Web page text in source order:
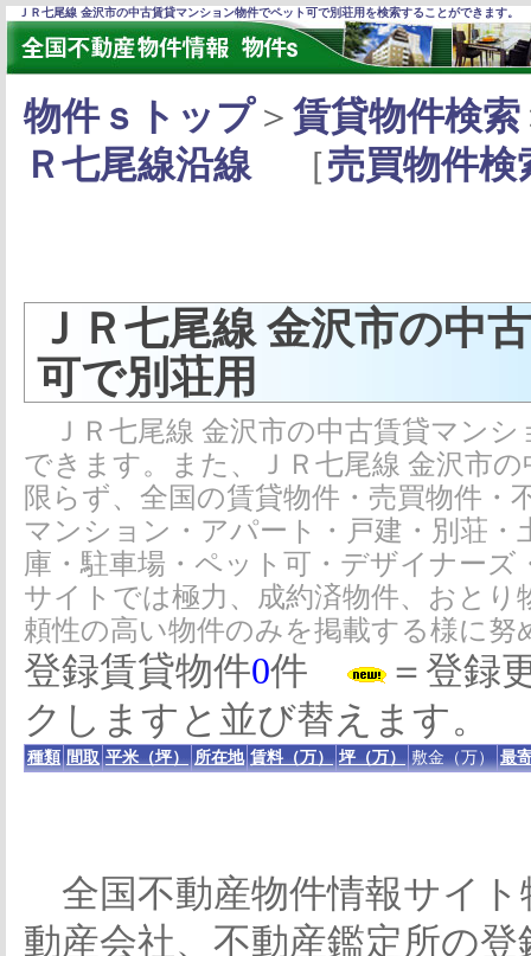
ＪＲ七尾線 金沢市の中古賃貸マンション物件でペット可で別荘用を検索することができます。
物件ｓトップ＞ 賃貸物件検索
Ｒ七尾線沿線［売買物件検
ＪＲ七尾線 金沢市の中
可で別荘用
ＪＲ七尾線 金沢市の中古賃貸マン
できます。また、ＪＲ七尾線 金沢市
限らず、全国の賃貸物件・売買物件・
マンション・アパート・戸建・別荘
庫・駐車場・ペット可・デザイナー
サイトでは極力、成約済物件、おと
頼性の高い物件のみを掲載する様に努
登録賃貸物件0件
＝登録
クしますと並び替えます。
種類 間取 平米（坪） 所在地 賃料（万） 坪（万） 敷金（万） 最
全国不動産物件情報サイト
動産会社、不動産鑑定所の